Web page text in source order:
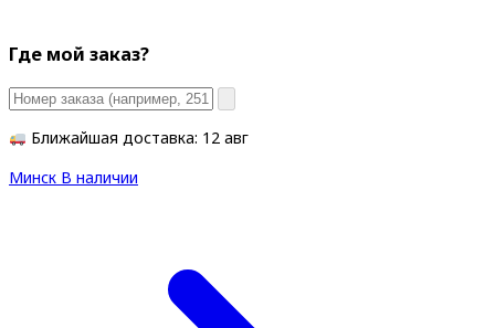
Где мой заказ?
Ближайшая доставка: 12 авг
Минск В наличии